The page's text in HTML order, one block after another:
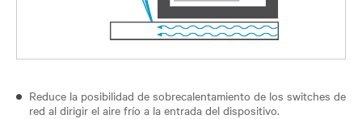
Reduce la posibilidad de sobrecalentamiento de los switches de
red al dirigir el aire frío a la entrada del dispositivo.